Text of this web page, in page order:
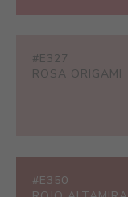
#E327
ROSA ORIGAMI
#E350